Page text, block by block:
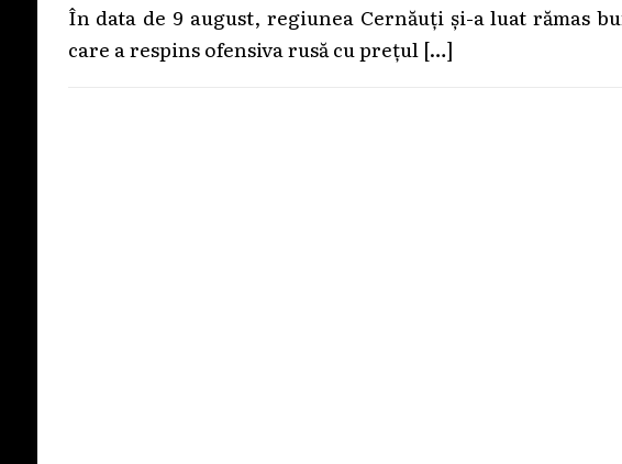
În data de 9 august, regiunea Cernăuți și-a luat rămas
care a respins ofensiva rusă cu prețul […]